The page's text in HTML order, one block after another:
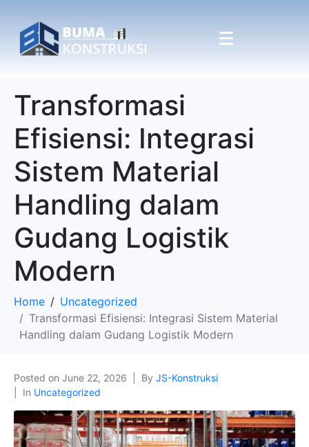
Transformasi
Efisiensi: Integrasi
Sistem Material
Handling dalam
Gudang Logistik
Modern
Home
Uncategorized
Transformasi Efisiensi: Integrasi Sistem Material
Handling dalam Gudang Logistik Modern
Posted on June 22, 2026 By JS-Konstruksi
In Uncategorized